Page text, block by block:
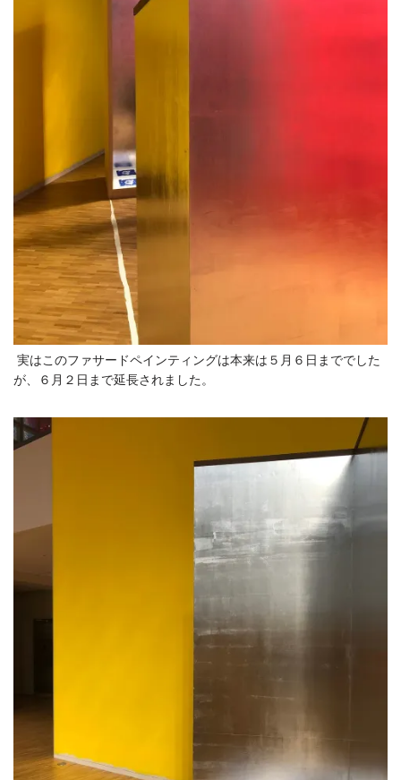
実はこのファサードペインティングは本来は５月６日まででした
が、６月２日まで延長されました。